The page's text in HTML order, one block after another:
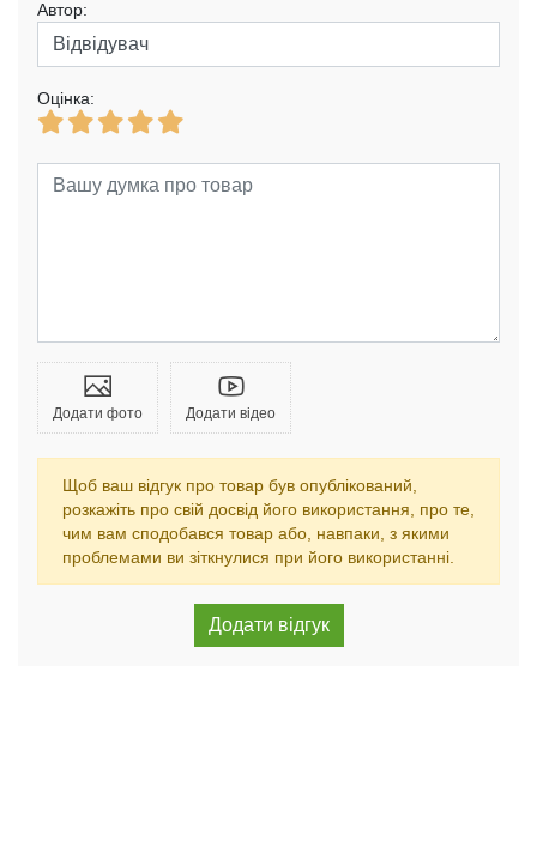
Автор:
Оцінка:
Додати фото Додати відео
Щоб ваш відгук про товар був опублікований,
розкажіть про свій досвід його використання, про те,
чим вам сподобався товар або, навпаки, з якими
проблемами ви зіткнулися при його використанні.